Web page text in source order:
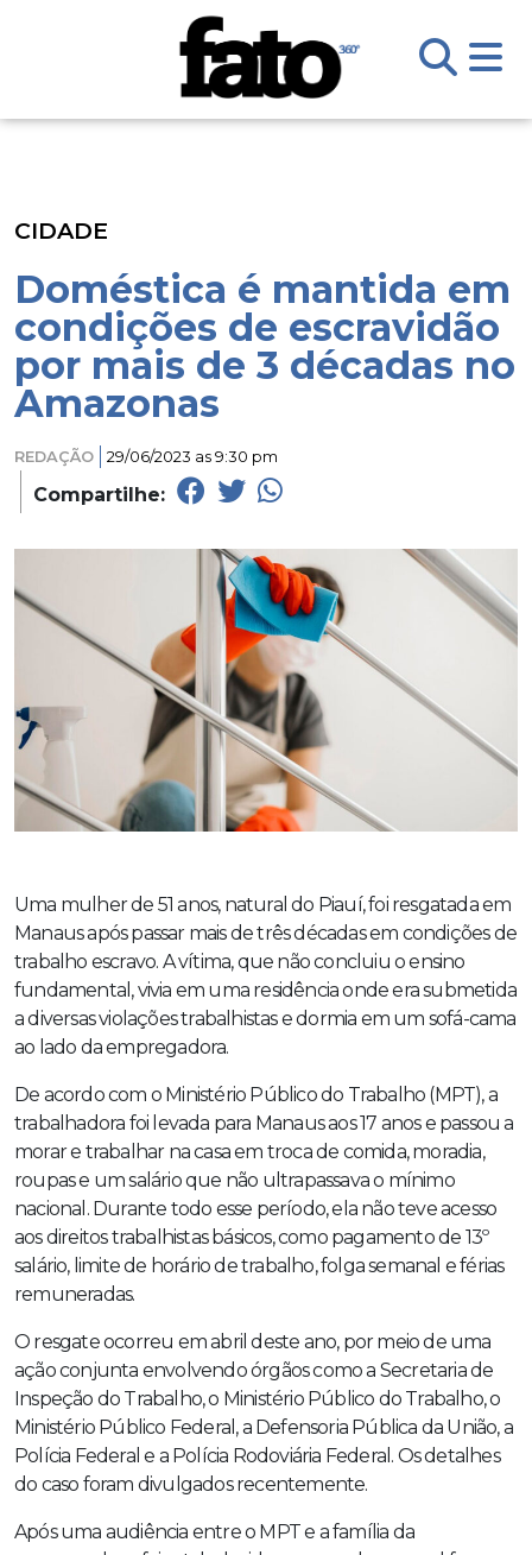
CIDADE
Doméstica é mantida em
condições de escravidão
por mais de 3 décadas no
Amazonas
REDAÇÃO 29/06/2023 as 9:30 pm
Compartilhe:
Uma mulher de 51 anos, natural do Piauí, foi resgatada em
Manaus após passar mais de três décadas em condições de
trabalho escravo. A vítima, que não concluiu o ensino
fundamental, vivia em uma residência onde era submetida
a diversas violações trabalhistas e dormia em um sofá-cama
ao lado da empregadora.
De acordo com o Ministério Público do Trabalho (MPT), a
trabalhadora foi levada para Manaus aos 17 anos e passou a
morar e trabalhar na casa em troca de comida, moradia,
roupas e um salário que não ultrapassava o mínimo
nacional. Durante todo esse período, ela não teve acesso
aos direitos trabalhistas básicos, como pagamento de 13º
salário, limite de horário de trabalho, folga semanal e férias
remuneradas.
O resgate ocorreu em abril deste ano, por meio de uma
ação conjunta envolvendo órgãos como a Secretaria de
Inspeção do Trabalho, o Ministério Público do Trabalho, o
Ministério Público Federal, a Defensoria Pública da União, a
Polícia Federal e a Polícia Rodoviária Federal. Os detalhes
do caso foram divulgados recentemente.
Após uma audiência entre o MPT e a família da